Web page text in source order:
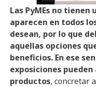
Las PyMEs no
aparecen en todos
desean, por lo que
aquellas opciones
beneficios. En ese
exposiciones
productos, concretar